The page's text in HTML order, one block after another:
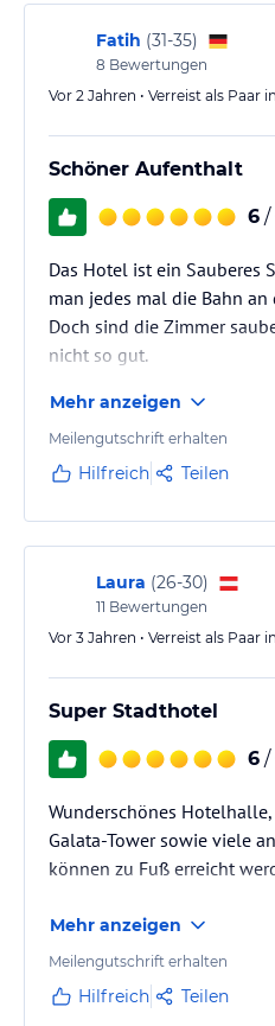
Fatih (31-35)
8 Bewertungen
Vor 2 Jahren • Verreist als Paar
Schöner Aufenthalt
6 /
Das Hotel ist ein Sauberes
man jedes mal die Bahn
Doch sind die Zimmer
nicht so gut.
Mehr anzeigen
Meilengutschrift erhalten
Hilfreich Teilen
Laura (26-30)
11 Bewertungen
Vor 3 Jahren • Verreist als Paar
Super Stadthotel
6 /
Wunderschönes
Galata-Tower sowie viele
können zu Fuß erreicht
Mehr anzeigen
Meilengutschrift erhalten
Hilfreich Teilen